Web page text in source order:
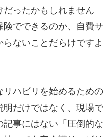
ったかもしれません
でできるのか、自費サ
ないことだらけですよ
ハビリを始めるための
だけではなく、現場で
事にはない「圧倒的な